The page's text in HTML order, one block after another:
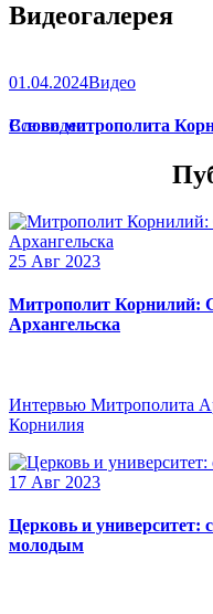
Видеогалерея
01.04.2024Видео
Слово митрополита
Все видео
25 Авг 2023
Митрополит Корнилий:
Архангельска
Интервью Митрополита
Корнилия
17 Авг 2023
Церковь и университет:
молодым